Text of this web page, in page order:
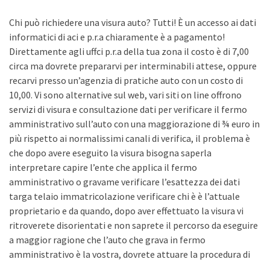
Chi può richiedere una visura auto? Tutti! È un accesso ai dati
informatici di aci e p.r.a chiaramente è a pagamento!
Direttamente agli uffci p.r.a della tua zona il costo è di 7,00
circa ma dovrete prepararvi per interminabili attese, oppure
recarvi presso un’agenzia di pratiche auto con un costo di
10,00. Vi sono alternative sul web, vari siti on line offrono
servizi di visura e consultazione dati per verificare il fermo
amministrativo sull’auto con una maggiorazione di ¾ euro in
più rispetto ai normalissimi canali di verifica, il problema è
che dopo avere eseguito la visura bisogna saperla
interpretare capire l’ente che applica il fermo
amministrativo o gravame verificare l’esattezza dei dati
targa telaio immatricolazione verificare chi è è l’attuale
proprietario e da quando, dopo aver effettuato la visura vi
ritroverete disorientati e non saprete il percorso da eseguire
a maggior ragione che l’auto che grava in fermo
amministrativo è la vostra, dovrete attuare la procedura di